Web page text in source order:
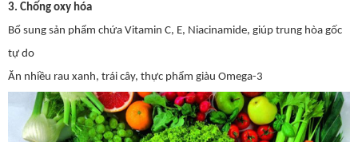
3. Chống oxy hóa
Bổ sung sản phẩm chứa Vitamin C, E, Niacinamide, giúp trung hòa gốc
tự do
Ăn nhiều rau xanh, trái cây, thực phẩm giàu Omega-3